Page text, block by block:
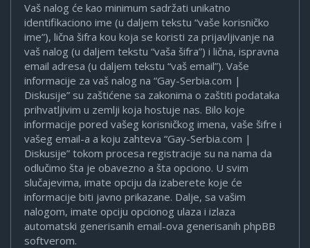
Vaš nalog će kao minimum sadržati unikatno
identifikaciono ime (u daljem tekstu “vaše korisničko
ime”), lična šifra kou koja se koristi za prijavljivanje na
vaš nalog (u daljem tekstu “vaša šifra”) i lična, ispravna
email adresa (u daljem tekstu “vaš email”). Vaše
informacije za vaš nalog na “Gay-Serbia.com |
Diskusije” su zaštićene sa zakonima o zaštiti podataka
prihvatljivim u zemlji koja hostuje nas. Bilo koje
informacije pored vašeg korisničkog imena, vaše šifre i
vašeg email-a a koju zahteva “Gay-Serbia.com |
Diskusije” tokom procesa registracije su na nama da
odlučimo šta je obavezno a šta opciono. U svim
slučajevima, imate opciju da izaberete koje će
informacije biti javno prikazane. Dalje, sa vašim
nalogom, imate opciju opcionog ulaza i izlaza
automatski generisanih email-ova generisanih phpBB
softverom.